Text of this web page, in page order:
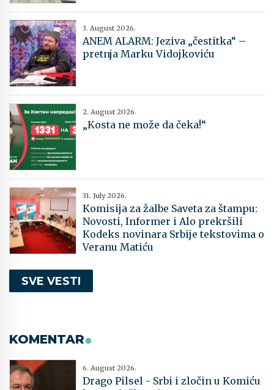
3. August 2026.
ANEM ALARM: Jeziva „čestitka“ –
pretnja Marku Vidojkoviću
2. August 2026.
„Kosta ne može da čeka!“
31. July 2026.
Komisija za žalbe Saveta za štampu:
Novosti, Informer i Alo prekršili
Kodeks novinara Srbije tekstovima o
Veranu Matiću
SVE VESTI
KOMENTAR
6. August 2026.
Drago Pilsel - Srbi i zločin u Komiću